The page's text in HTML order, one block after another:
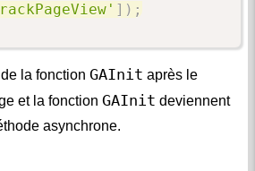
] ) ;
la fonction GAInit après le
et la fonction GAInit deviennent
asynchrone.